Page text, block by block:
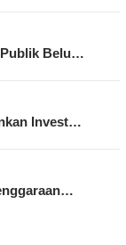
Publik Belu…
Invest…